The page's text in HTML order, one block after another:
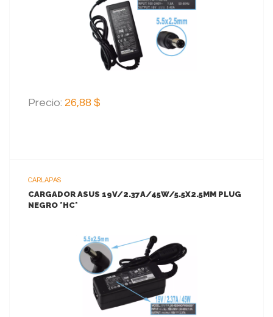
AGREGAR AL CARRITO
Precio: 26,88 $
CARLAPAS
CARGADOR ASUS 19V/2.37A/45W/5.5X2.5MM PLUG
NEGRO *HC*
VER MAS
AGREGAR AL CARRITO